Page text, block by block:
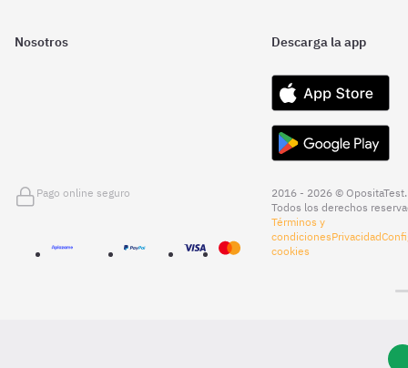
Nosotros Descarga la app
Pago online seguro
2016 - 2026 © OpositaTest.
Todos los derechos
Términos y
condicionesPrivacidad
cookies